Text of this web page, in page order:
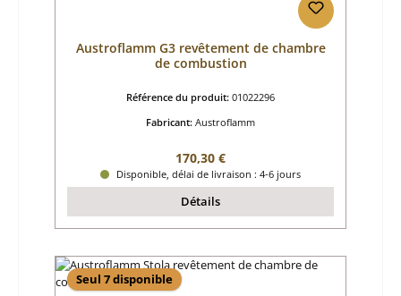
Austroflamm G3 revêtement de chambre
de combustion
Référence du produit: 01022296
Fabricant: Austroflamm
Prix régulier :
170,30 €
Disponible, délai de livraison : 4-6 jours
Détails
Seul 7 disponible